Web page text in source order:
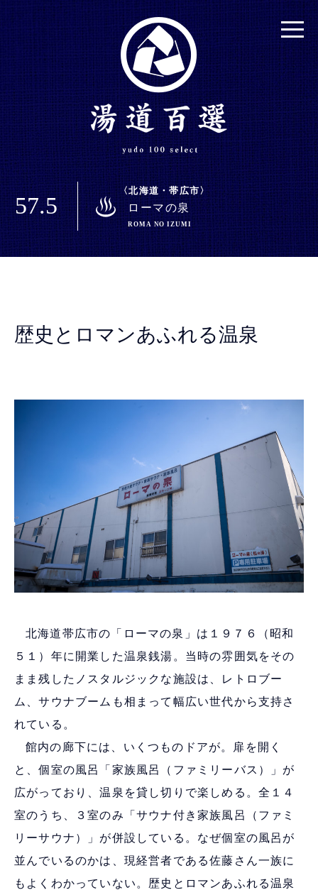
57.5
北海道・帯広市
ローマの泉
ROMA NO IZUMI
歴史とロマンあふれる温泉
北海道帯広市の「ローマの泉」は１９７６（昭和
５１）年に開業した温泉銭湯。当時の雰囲気をその
まま残したノスタルジックな施設は、レトロブー
ム、サウナブームも相まって幅広い世代から支持さ
れている。
館内の廊下には、いくつものドアが。扉を開く
と、個室の風呂「家族風呂（ファミリーバス）」が
広がっており、温泉を貸し切りで楽しめる。全１４
室のうち、３室のみ「サウナ付き家族風呂（ファミ
リーサウナ）」が併設している。なぜ個室の風呂が
並んでいるのかは、現経営者である佐藤さん一族に
もよくわかっていない。歴史とロマンあふれる温泉